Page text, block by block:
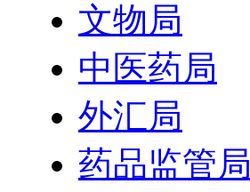
文物局
中医药局
外汇局
药品监管局